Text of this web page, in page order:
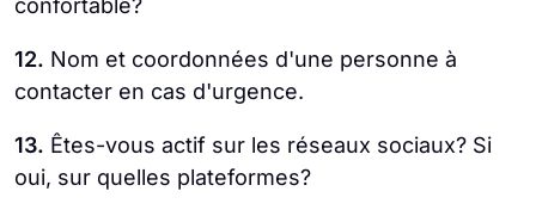
confortable?
12. Nom et coordonnées d'une personne à
contacter en cas d'urgence.
13. Êtes-vous actif sur les réseaux sociaux? Si
oui, sur quelles plateformes?